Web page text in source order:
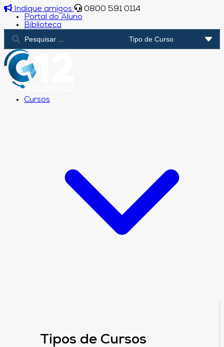
Indique amigos
0800 591 0114
Portal do Aluno
Biblioteca
Cursos
Tipos de Cursos